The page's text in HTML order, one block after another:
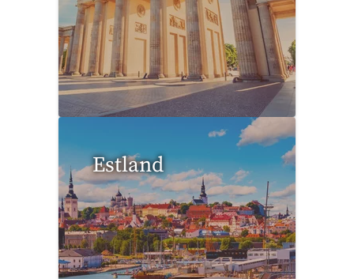
70 Reisen gefunden
Estland